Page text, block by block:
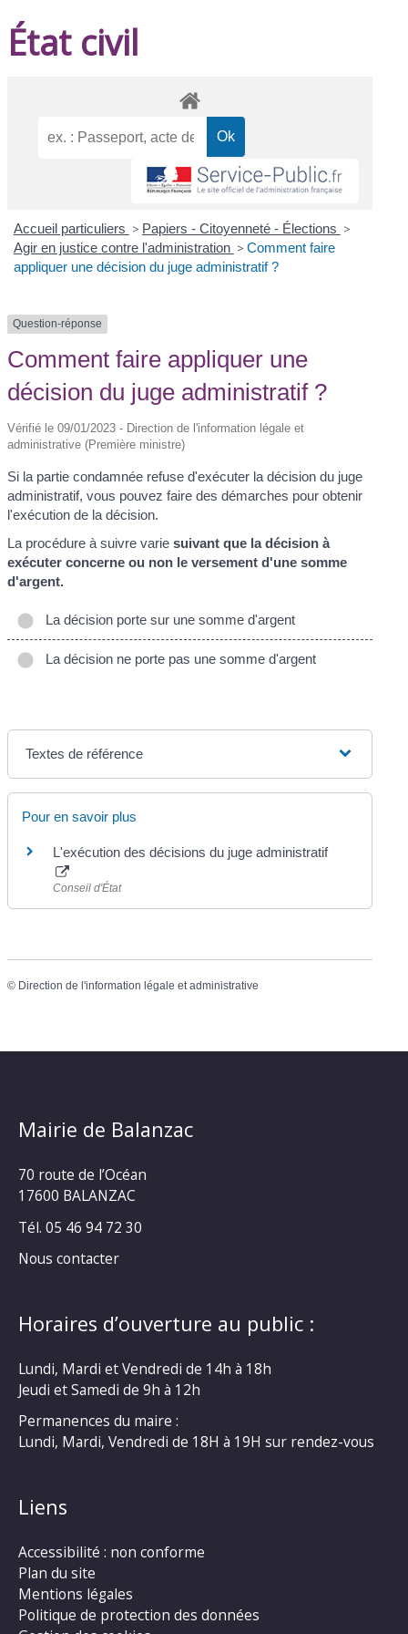
État civil
Accueil particuliers > Papiers - Citoyenneté - Élections >
Agir en justice contre l'administration > Comment faire
appliquer une décision du juge administratif ?
Question-réponse
Comment faire appliquer une
décision du juge administratif ?
Vérifié le 09/01/2023 - Direction de l'information légale et
administrative (Première ministre)
Si la partie condamnée refuse d'exécuter la décision du juge
administratif, vous pouvez faire des démarches pour obtenir
l'exécution de la décision.
La procédure à suivre variesuivant que la décision à
exécuter concerne ou non le versement d'une somme
d'argent.
La décision porte sur une somme d'argent
La décision ne porte pas une somme d'argent
Textes de référence
Pour en savoir plus
L'exécution des décisions du juge administratif
Conseil d'État
© Direction de l'information légale et administrative
Mairie de Balanzac
70 route de l’Océan
17600 BALANZAC
Tél. 05 46 94 72 30
Nous contacter
Horaires d’ouverture au public :
Lundi, Mardi et Vendredi de 14h à 18h
Jeudi et Samedi de 9h à 12h
Permanences du maire :
Lundi, Mardi, Vendredi de 18H à 19H sur rendez-vous
Liens
Accessibilité : non conforme
Plan du site
Mentions légales
Politique de protection des données